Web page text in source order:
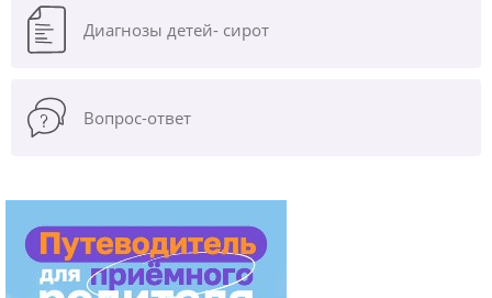
Диагнозы детей- сирот
Вопрос-ответ